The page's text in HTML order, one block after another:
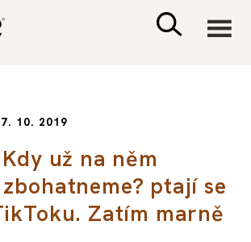
PSYCHOLOGIE
10. 2019
Kdy už na něm
ptají se
Zatím marně